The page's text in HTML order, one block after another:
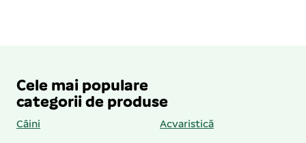
Cele mai populare
categorii de produse
Câini Acvaristică